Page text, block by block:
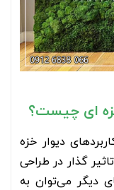
ای چیست؟
دیوار خزه
گذار در طراحی
دیگر می‌توان به